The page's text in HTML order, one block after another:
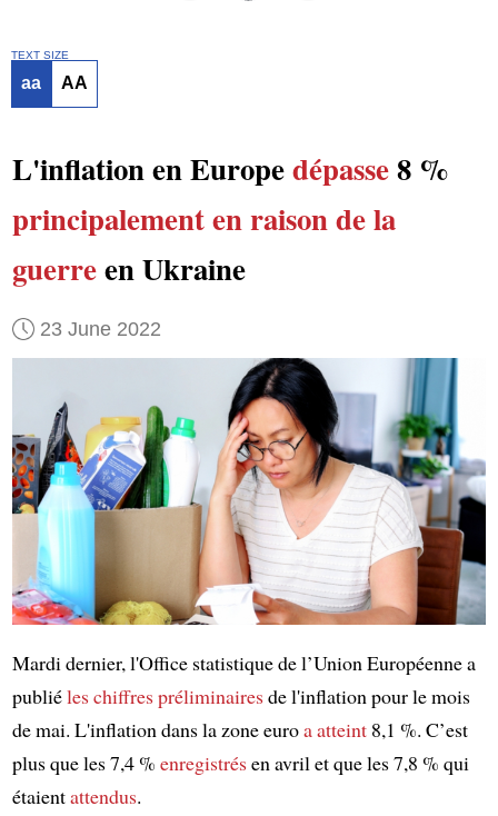
TEXT SIZE
aa AA
L'inflation en Europedépasse8 %
principalement en raison de la
guerreen Ukraine
23 June 2022
Mardi dernier, l'Office statistique de l’Union Européenne a
publiéles chiffres préliminairesde l'inflation pour le mois
de mai. L'inflation dans la zone euroa atteint8,1 %. C’est
plus que les 7,4 % enregistrésen avril et que les 7,8 % qui
étaientattendus.